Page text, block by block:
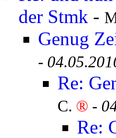
der Stmk -
Genug
-
Re:
C. ® -
Re: